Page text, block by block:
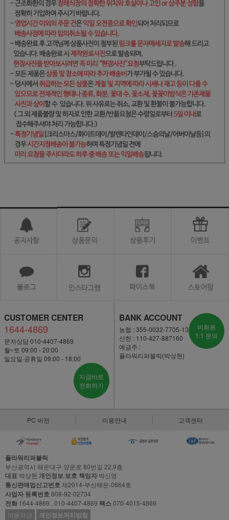
CUSTOMER CENTER
1644-4869
문자상담 010-4407-4869
월~토 09:00 - 20:00
일요일·공휴일 09:00 - 18:00
지금바로
전화하기
BANK ACCOUNT
농협 : 355-0032-7705-13
신한 : 110-427-887160
예금주 :
플라워리퍼블릭(박상현)
비회원
1:1 문의
PC 버전 이용안내 고객센터
플라워리퍼블릭
부산광역시 해운대구 양운로 80번길 22,9층
대표 박상현 개인정보 보호 책임자 박신영
통신판매업신고번호제2014-부산해운-0664호
사업자 등록번호608-92-02734
전화 1644-4869 , 010-4407-4869 팩스070-4015-4869
이용약관
개인정보처리방침